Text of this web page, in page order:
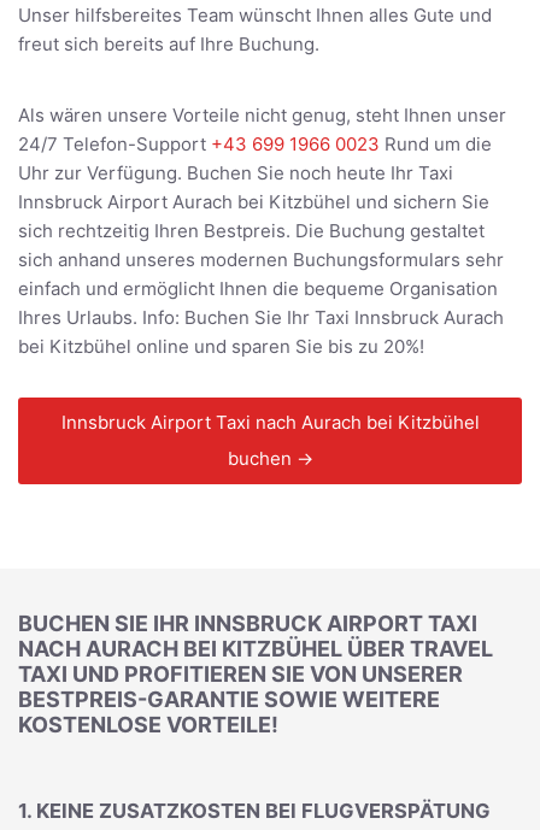
Unser hilfsbereites Team wünscht Ihnen alles Gute und
freut sich bereits auf Ihre Buchung.
Als wären unsere Vorteile nicht genug, steht Ihnen unser
24/7 Telefon-Support +43 699 1966 0023 Rund um die
Uhr zur Verfügung. Buchen Sie noch heute Ihr Taxi
Innsbruck Airport Aurach bei Kitzbühel und sichern Sie
sich rechtzeitig Ihren Bestpreis. Die Buchung gestaltet
sich anhand unseres modernen Buchungsformulars sehr
einfach und ermöglicht Ihnen die bequeme Organisation
Ihres Urlaubs. Info: Buchen Sie Ihr Taxi Innsbruck Aurach
bei Kitzbühel online und sparen Sie bis zu 20%!
Innsbruck Airport Taxi nach Aurach bei Kitzbühel
buchen →
BUCHEN SIE IHR INNSBRUCK AIRPORT TAXI
NACH AURACH BEI KITZBÜHEL ÜBER TRAVEL
TAXI UND PROFITIEREN SIE VON UNSERER
BESTPREIS-GARANTIE SOWIE WEITERE
KOSTENLOSE VORTEILE!
1. KEINE ZUSATZKOSTEN BEI FLUGVERSPÄTUNG